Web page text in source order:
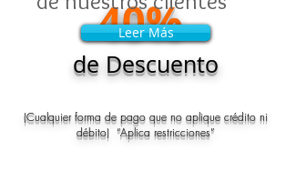
40%
de Descuento
(Cualquier forma de pago que no aplique crédito ni
débito) “Aplica restricciones”
Leer Más
Leer Más